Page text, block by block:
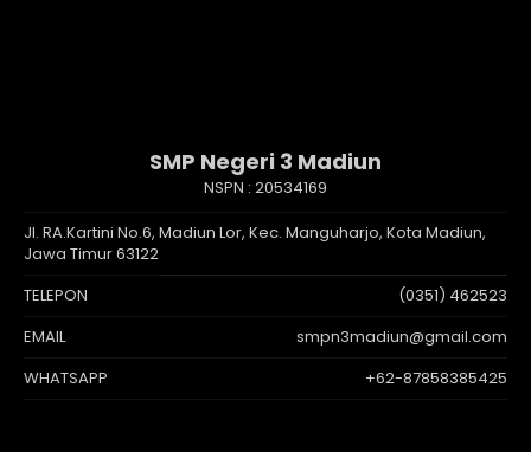
SMP Negeri 3 Madiun
NSPN : 20534169
Jl. RA.Kartini No.6, Madiun Lor, Kec. Manguharjo, Kota Madiun,
Jawa Timur 63122
TELEPON
(0351) 462523
EMAIL
smpn3madiun@gmail.com
WHATSAPP
+62-87858385425